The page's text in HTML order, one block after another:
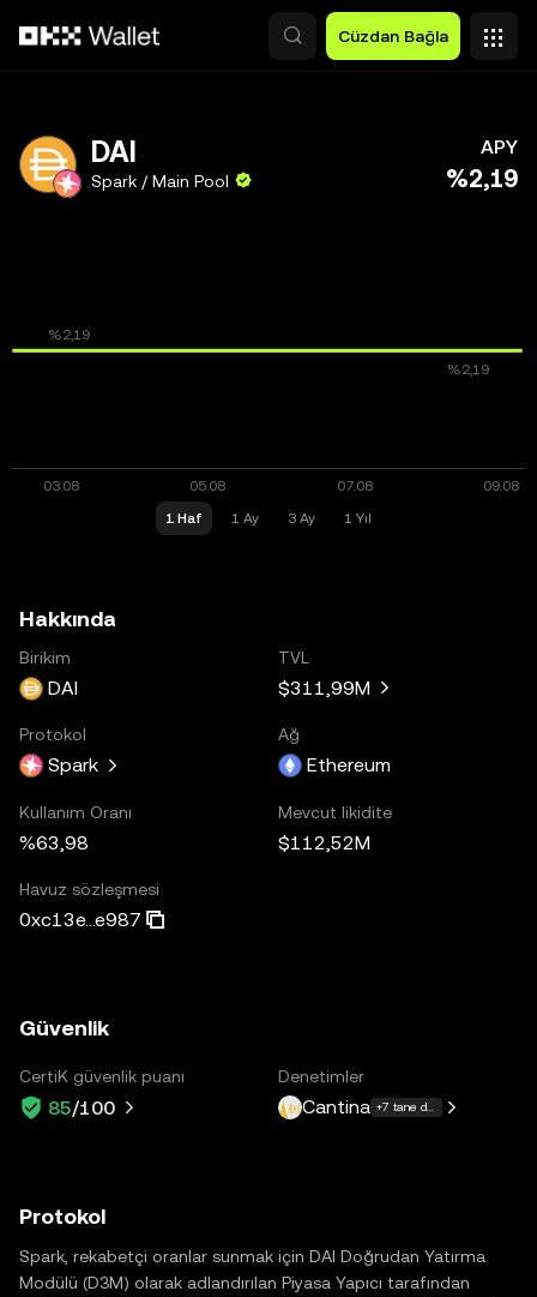
Cüzdan Bağla
DAI
Spark / Main Pool
APY
%2,19
1 Haf 1 Ay 3 Ay 1 Yıl
Hakkında
Birikim
DAI
TVL
$311,99M
Protokol
Spark
Ağ
Ethereum
Kullanım Oranı
%63,98
Mevcut likidite
$112,52M
Havuz sözleşmesi
0xc13e...e987
Güvenlik
CertiK güvenlik puanı
85/100
Denetimler
Cantina +7 tane daha
Protokol
Spark, rekabetçi oranlar sunmak için DAI Doğrudan Yatırma
Modülü (D3M) olarak adlandırılan Piyasa Yapıcı tarafından